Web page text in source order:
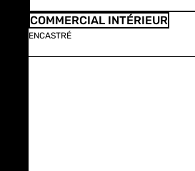
COMMERCIAL INTÉRIEUR
ENCASTRÉ